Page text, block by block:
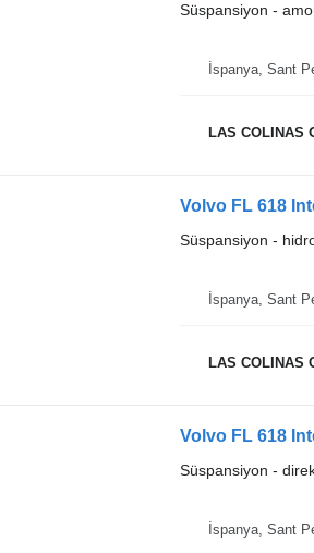
Süspansiyon -
İspanya, Sant
LAS COLINAS
Volvo FL 618
Süspansiyon -
İspanya, Sant
LAS COLINAS
Volvo FL 618
Süspansiyon -
İspanya, Sant